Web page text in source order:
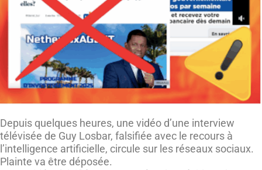
Depuis quelques heures, une vidéo d’une interview
télévisée de Guy Losbar, falsifiée avec le recours à
l’intelligence artificielle, circule sur les réseaux sociaux.
Plainte va être déposée.